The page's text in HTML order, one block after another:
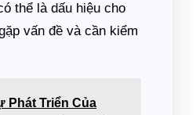
thể là dấu hiệu cho
vấn đề và cần kiểm
Phát Triển Của